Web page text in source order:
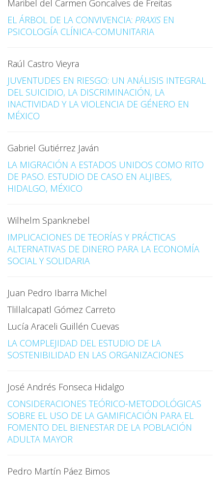
Maribel del Carmen Goncalves de Freitas
EL ÁRBOL DE LA CONVIVENCIA: PRAXIS EN
PSICOLOGÍA CLÍNICA-COMUNITARIA
Raúl Castro Vieyra
JUVENTUDES EN RIESGO: UN ANÁLISIS INTEGRAL
DEL SUICIDIO, LA DISCRIMINACIÓN, LA
INACTIVIDAD Y LA VIOLENCIA DE GÉNERO EN
MÉXICO
Gabriel Gutiérrez Javán
LA MIGRACIÓN A ESTADOS UNIDOS COMO RITO
DE PASO. ESTUDIO DE CASO EN ALJIBES,
HIDALGO, MÉXICO
Wilhelm Spanknebel
IMPLICACIONES DE TEORÍAS Y PRÁCTICAS
ALTERNATIVAS DE DINERO PARA LA ECONOMÍA
SOCIAL Y SOLIDARIA
Juan Pedro Ibarra Michel
Tlillalcapatl Gómez Carreto
Lucía Araceli Guillén Cuevas
LA COMPLEJIDAD DEL ESTUDIO DE LA
SOSTENIBILIDAD EN LAS ORGANIZACIONES
José Andrés Fonseca Hidalgo
CONSIDERACIONES TEÓRICO-METODOLÓGICAS
SOBRE EL USO DE LA GAMIFICACIÓN PARA EL
FOMENTO DEL BIENESTAR DE LA POBLACIÓN
ADULTA MAYOR
Pedro Martín Páez Bimos